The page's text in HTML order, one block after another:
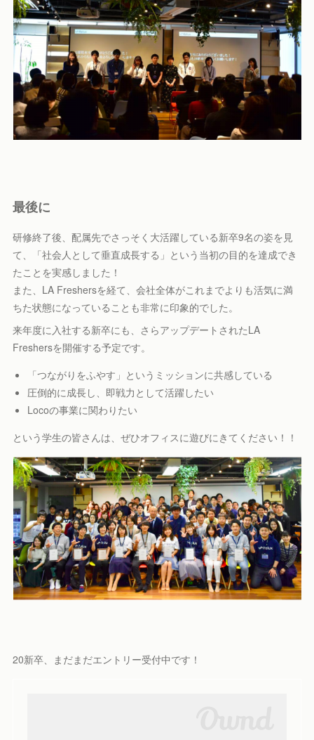
最後に
研修終了後、配属先でさっそく大活躍している新卒9名の姿を見
て、「社会人として垂直成長する」という当初の目的を達成でき
たことを実感しました！
また、LA Freshersを経て、会社全体がこれまでよりも活気に満
ちた状態になっていることも非常に印象的でした。
来年度に入社する新卒にも、さらアップデートされたLA
Freshersを開催する予定です。
「つながりをふやす」というミッションに共感している
圧倒的に成長し、即戦力として活躍したい
Locoの事業に関わりたい
という学生の皆さんは、ぜひオフィスに遊びにきてください！！
20新卒、まだまだエントリー受付中です！